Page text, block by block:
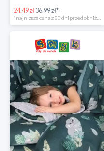
24.49 zł36.99 zł*
*najniższa cena z 30 dni przed obniżką